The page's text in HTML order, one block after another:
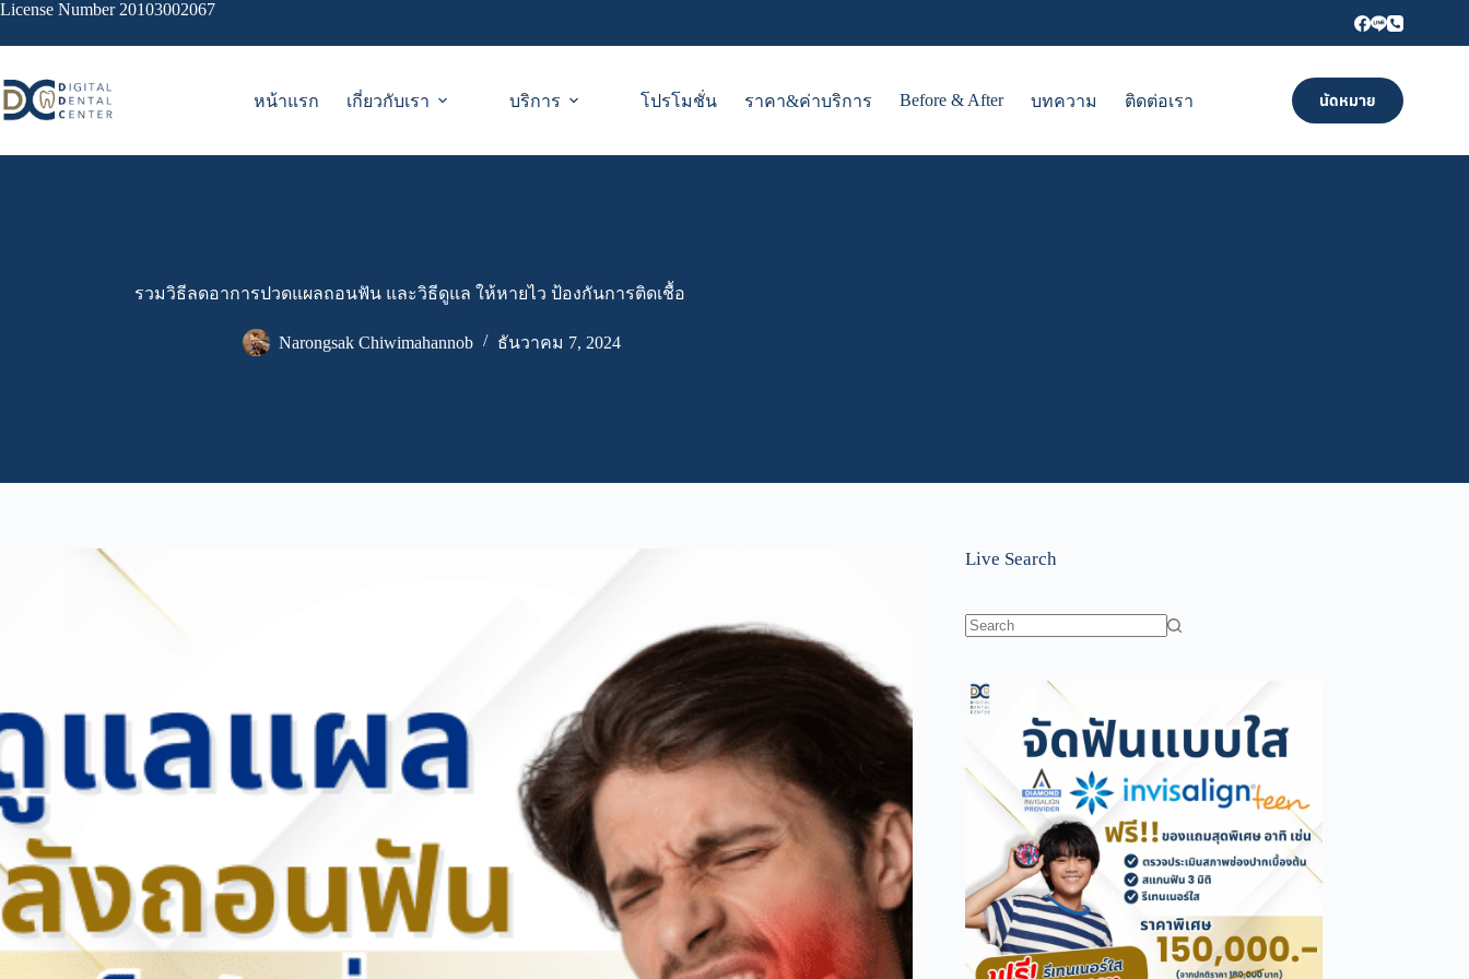
Skip
content
License Number 20103002067
หน้าแรก เกี่ยวกับเรา บริการ โปรโมชั่น ราคา&ค่าบริการ Before & After บทความ ติดต่อเรา ภาษาไทย
นัดหมาย
รวมวิธีลดอาการปวดแผลถอนฟัน และวิธีดูแล ให้หายไว ป้องกันการติดเชื้อ
Narongsak Chiwimahannob ธันวาคม 7, 2024
Live Search